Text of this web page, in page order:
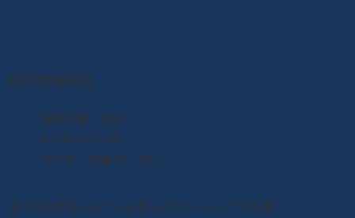
朝市開場時間
​毎週日曜・祝日
6：00〜13：00
せり市 日曜 10：00〜
ゆりあげキッチン＆ギャラリーメイプル館